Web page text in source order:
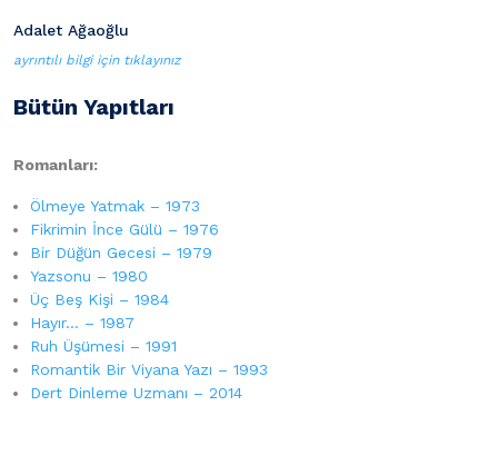
Adalet Ağaoğlu
ayrıntılı bilgi için tıklayınız
Bütün Yapıtları
Romanları:
Ölmeye Yatmak – 1973
Fikrimin İnce Gülü – 1976
Bir Düğün Gecesi – 1979
Yazsonu – 1980
Üç Beş Kişi – 1984
Hayır… – 1987
Ruh Üşümesi – 1991
Romantik Bir Viyana Yazı – 1993
Dert Dinleme Uzmanı – 2014